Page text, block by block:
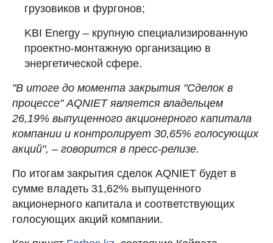
грузовиков и фургонов;
KBI Energy – крупную специализированную
проектно-монтажную организацию в
энергетической сфере.
"В итоге до момента закрытия "Сделок в
процессе" AQNIET является владельцем
26,19% выпущенного акционерного капитала
компании и контролирует 30,65% голосующих
акций", – говорится в пресс-релизе.
По итогам закрытия сделок AQNIET будет в
сумме владеть 31,62% выпущенного
акционерного капитала и соответствующих
голосующих акций компании.